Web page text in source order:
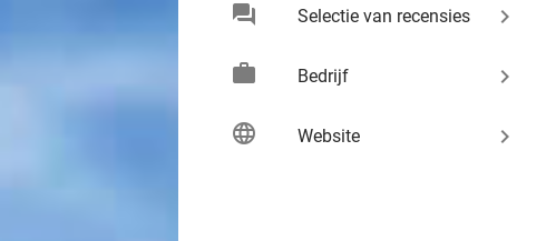
chat Selectie van recensies keyboard_arrow_right
work Bedrijf keyboard_arrow_right
language Website keyboard_arrow_right